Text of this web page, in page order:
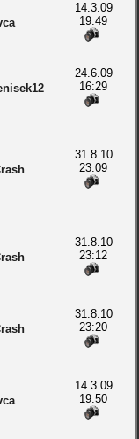
14.3.09
19:49
24.6.09
16:29
31.8.10
23:09
31.8.10
23:12
31.8.10
23:20
14.3.09
19:50